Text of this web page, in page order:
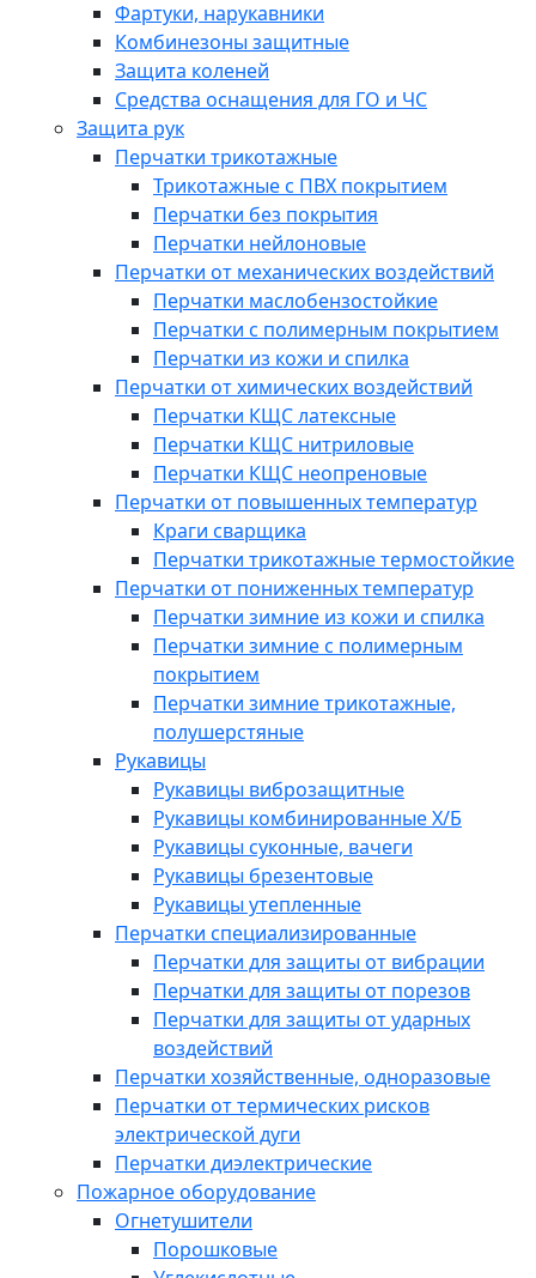
Фартуки, нарукавники
Комбинезоны защитные
Защита коленей
Средства оснащения для ГО и ЧС
Защита рук
Перчатки трикотажные
Трикотажные с ПВХ покрытием
Перчатки без покрытия
Перчатки нейлоновые
Перчатки от механических воздействий
Перчатки маслобензостойкие
Перчатки с полимерным покрытием
Перчатки из кожи и спилка
Перчатки от химических воздействий
Перчатки КЩС латексные
Перчатки КЩС нитриловые
Перчатки КЩС неопреновые
Перчатки от повышенных температур
Краги сварщика
Перчатки трикотажные термостойкие
Перчатки от пониженных температур
Перчатки зимние из кожи и спилка
Перчатки зимние с полимерным
покрытием
Перчатки зимние трикотажные,
полушерстяные
Рукавицы
Рукавицы виброзащитные
Рукавицы комбинированные Х/Б
Рукавицы суконные, вачеги
Рукавицы брезентовые
Рукавицы утепленные
Перчатки специализированные
Перчатки для защиты от вибрации
Перчатки для защиты от порезов
Перчатки для защиты от ударных
воздействий
Перчатки хозяйственные, одноразовые
Перчатки от термических рисков
электрической дуги
Перчатки диэлектрические
Пожарное оборудование
Огнетушители
Порошковые